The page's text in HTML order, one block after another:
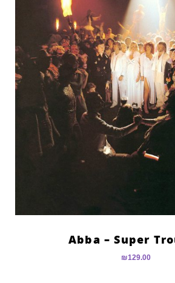
Abba – Super
₪129.00